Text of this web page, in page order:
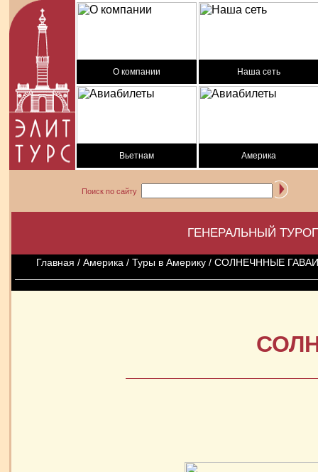
О компании Наша сеть
Вьетнам Америка
Поиск по сайту
ГЕНЕРАЛЬНЫЙ
Главная / Америка / Туры в Америку / СОЛНЕЧННЫЕ